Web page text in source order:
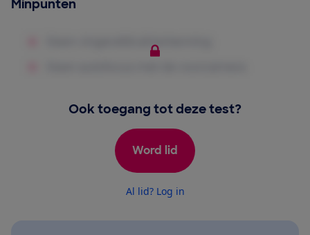
Minpunten
Ook toegang tot deze test?
Word lid
Al lid? Log in